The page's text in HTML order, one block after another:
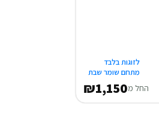
לזוגות בלבד
מתחם שומר שבת
החל מ₪1,150